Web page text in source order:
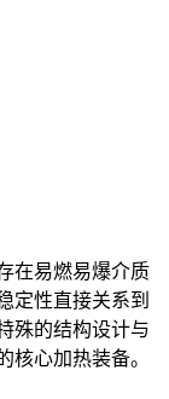
在易燃易爆介质
定性直接关系到
殊的结构设计与
核心加热装备。